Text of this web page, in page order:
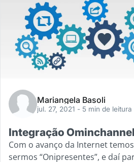
Mariangela Basoli
jul. 27, 2021 - 5 min de leitura
Integração Ominchannel
Com o avanço da Internet
sermos “Onipresentes”, e daí